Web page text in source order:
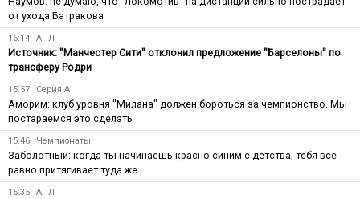
от ухода Батракова
16:14 АПЛ
Источник: "Манчестер Сити" отклонил предложение "Барселоны" по
трансферу Родри
15:57 Серия А
Аморим: клуб уровня "Милана" должен бороться за чемпионство. Мы
постараемся это сделать
15:46 Чемпионаты
Заболотный: когда ты начинаешь красно-синим с детства, тебя все
равно притягивает туда же
15:35 АПЛ